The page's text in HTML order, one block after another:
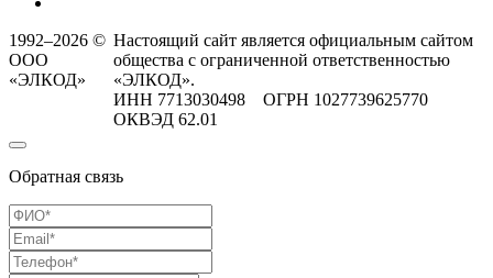
1992–2026 ©
ООО
«ЭЛКОД»
Настоящий сайт является официальным сайтом
общества с ограниченной ответственностью
«ЭЛКОД».
ИНН 7713030498 ОГРН 1027739625770
ОКВЭД 62.01
Обратная связь